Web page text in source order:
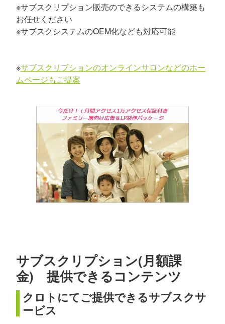
※サブスクリプション販売のできるシステムの構築も
お任せください
※サブスクシステムのOEM化なども対応可能
※サブスクリプションのオンラインサロンなどのホー
ムページもご提案
サブスクリプション(月額課
金) 提供できるコンテンツ
クロトにてご提供できるサブスクサ
ービス